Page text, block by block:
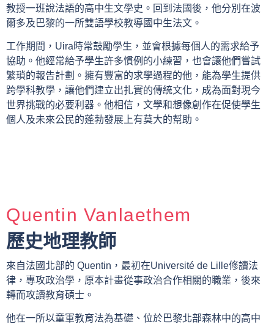
教授一班說法語的高中生文學史。回到法國後，他分別在波
爾多及巴黎的一所雙語學校教導國中生法文。
工作期間，Uira時常鼓勵學生，並會根據每個人的需求給予
協助。他經常給予學生許多慣例的小練習，也會讓他們嘗試
繁瑣的報告計劃。擁有豐富的求學過程的他，能為學生提供
跨學科教學，讓他們建立出扎實的傳統文化，成為面對現今
世界挑戰的必要利器。他相信，文學和想像創作在促使學生
個人及未來公民的蓬勃發展上有莫大的幫助。
Quentin Vanlaethem
歷史地理教師
來自法國北部的 Quentin，最初在Université de Lille修讀法
律，專攻政治學，原本計畫從事政治合作相關的職業，後來
轉而攻讀教育碩士。
他在一所以童軍教育法為基礎、位於巴黎北部森林中的高中